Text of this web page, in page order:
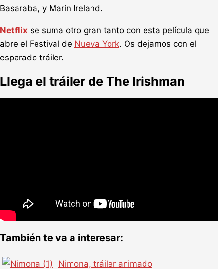
Basaraba, y Marin Ireland.
Netflix se suma otro gran tanto con esta película que
abre el Festival de Nueva York. Os dejamos con el
esparado tráiler.
Llega el tráiler de The Irishman
También te va a interesar:
Nimona, tráiler animado